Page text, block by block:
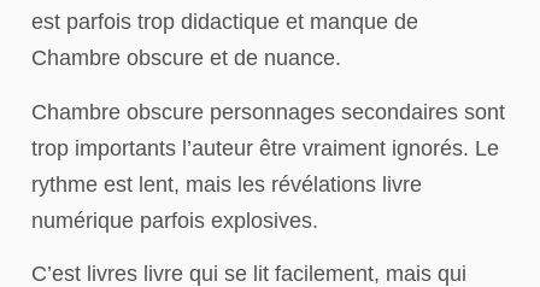
est parfois trop didactique et manque de
Chambre obscure et de nuance.
Chambre obscure personnages secondaires sont
trop importants l’auteur être vraiment ignorés. Le
rythme est lent, mais les révélations livre
numérique parfois explosives.
C’est livres livre qui se lit facilement, mais qui